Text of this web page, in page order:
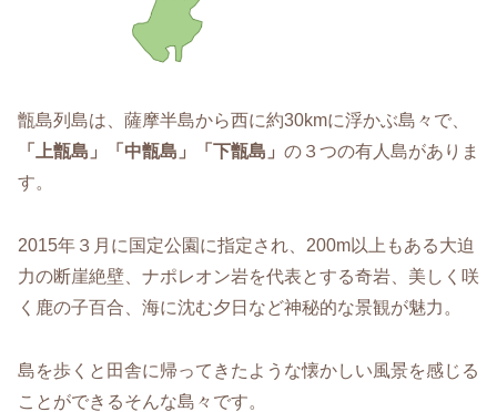
甑島列島は、薩摩半島から西に約30kmに浮かぶ島々で、
「上甑島」「中甑島」「下甑島」 の３つの有人島がありま
す。
2015年３月に国定公園に指定され、200m以上もある大迫
力の断崖絶壁、ナポレオン岩を代表とする奇岩、美しく咲
く鹿の子百合、海に沈む夕日など神秘的な景観が魅力。
島を歩くと田舎に帰ってきたような懐かしい風景を感じる
ことができるそんな島々です。